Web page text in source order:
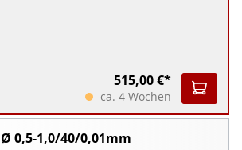
515,00 €*
ca. 4 Wochen
Ø 0,5-1,0/40/0,01mm